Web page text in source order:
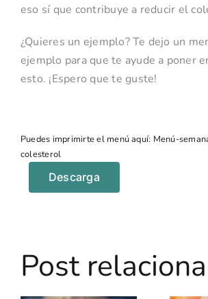
eso sí que contribuye a reducir el
¿Quieres un ejemplo? Te dejo un
ejemplo para que te ayude a poner
esto. ¡Espero que te guste!
Puedes imprimirte el menú aquí: Menú-
colesterol
Descarga